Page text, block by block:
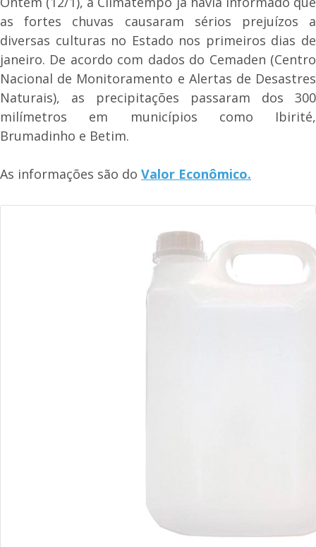
as fortes chuvas causaram sérios prejuízos a
diversas culturas no Estado nos primeiros dias de
janeiro. De acordo com dados do Cemaden (Centro
Nacional de Monitoramento e Alertas de Desastres
Naturais), as precipitações passaram dos 300
milímetros em municípios como Ibirité,
Brumadinho e Betim.
As informações são do Valor Econômico.